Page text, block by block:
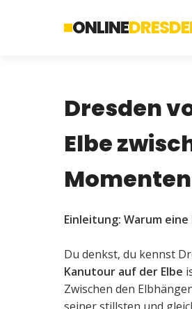
ONLINE
Dresden
Elbe
Momenten
Einleitung: Warum
Du denkst, du kennst
Kanutour auf der Elbe
Zwischen den